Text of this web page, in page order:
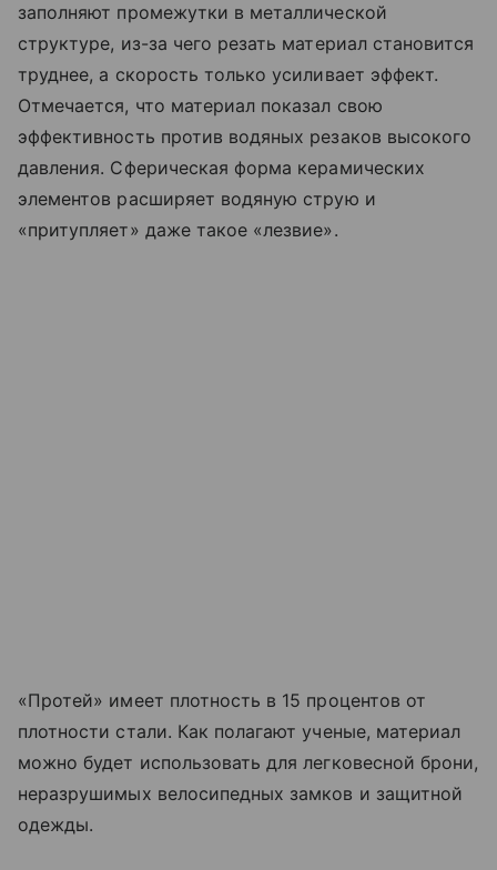
заполняют промежутки в металлической
структуре, из-за чего резать материал становится
труднее, а скорость только усиливает эффект.
Отмечается, что материал показал свою
эффективность против водяных резаков высокого
давления. Сферическая форма керамических
элементов расширяет водяную струю и
«притупляет» даже такое «лезвие».
«Протей» имеет плотность в 15 процентов от
плотности стали. Как полагают ученые, материал
можно будет использовать для легковесной брони,
неразрушимых велосипедных замков и защитной
одежды.